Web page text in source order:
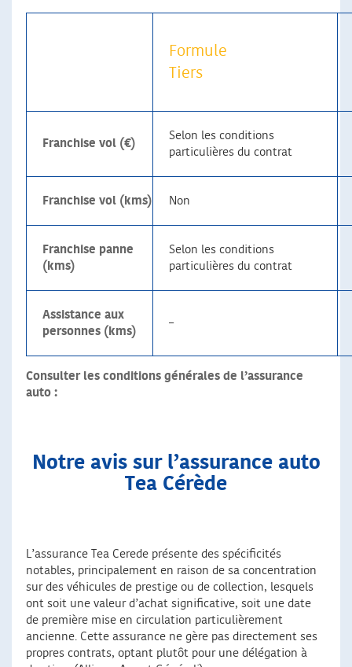
Formule
Tiers
Franchise vol (€)
Selon les conditions
particulières du contrat
Franchise vol (kms) Non
Franchise panne
(kms)
Selon les conditions
particulières du contrat
Assistance aux
personnes (kms)
–
Consulter les conditions générales de l’assurance
auto :
Notre avis sur l’assurance auto
Tea Cérède
L’assurance Tea Cerede présente des spécificités
notables, principalement en raison de sa concentration
sur des véhicules de prestige ou de collection, lesquels
ont soit une valeur d’achat significative, soit une date
de première mise en circulation particulièrement
ancienne. Cette assurance ne gère pas directement ses
propres contrats, optant plutôt pour une délégation à